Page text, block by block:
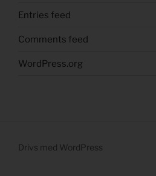
Entries feed
Comments feed
WordPress.org
Drivs med WordPress